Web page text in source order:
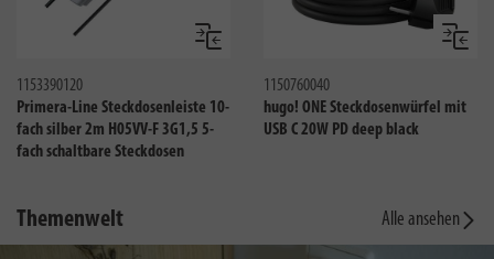
Vergleichen
1153390120
Primera-Line Steckdosenleiste 10-
fach silber 2m H05VV-F 3G1,5 5-
fach schaltbare Steckdosen
1150760040
hugo! ONE Steckdosenwürfel mit
USB C 20W PD deep black
Themenwelt Alle ansehen